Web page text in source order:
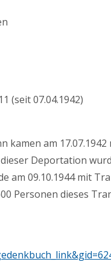
(seit 07.04.1942)
kamen am
Deportation
am 09.10.1944 mit
Personen dieses